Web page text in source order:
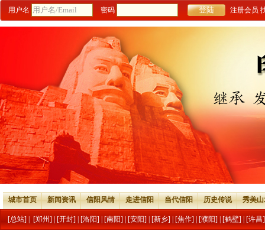
用户名 密码 注册会员
城市首页 新闻资讯 信阳风情 走进信阳 当代信阳 历史传说 秀美
[总站] [郑州] [开封] [洛阳] [南阳] [安阳] [新乡] [焦作] [濮阳] [鹤壁] [许昌]